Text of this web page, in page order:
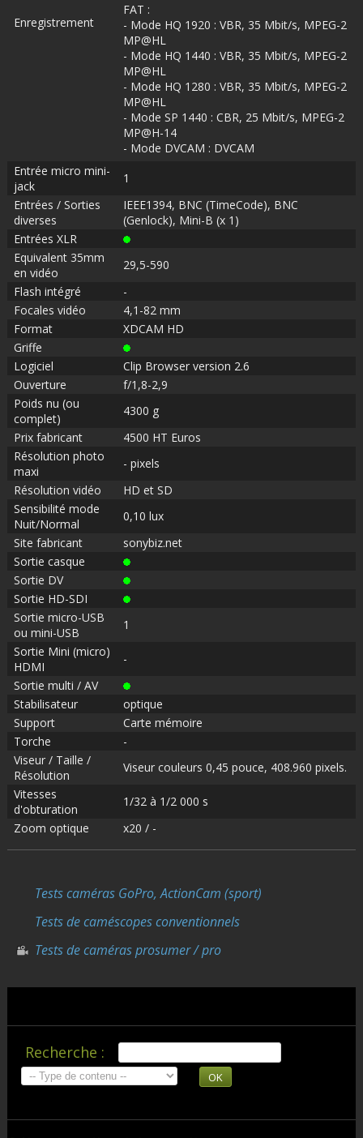
Enregistrement
FAT :
- Mode HQ 1920 : VBR, 35 Mbit/s, MPEG-2
MP@HL
- Mode HQ 1440 : VBR, 35 Mbit/s, MPEG-2
MP@HL
- Mode HQ 1280 : VBR, 35 Mbit/s, MPEG-2
MP@HL
- Mode SP 1440 : CBR, 25 Mbit/s, MPEG-2
MP@H-14
- Mode DVCAM : DVCAM
Entrée micro mini-
jack
1
Entrées / Sorties
diverses
IEEE1394, BNC (TimeCode), BNC
(Genlock), Mini-B (x 1)
Entrées XLR
Equivalent 35mm
en vidéo
29,5-590
Flash intégré
-
Focales vidéo
4,1-82 mm
Format
XDCAM HD
Griffe
Logiciel
Clip Browser version 2.6
Ouverture
f/1,8-2,9
Poids nu (ou
complet)
4300 g
Prix fabricant
4500 HT Euros
Résolution photo
maxi
- pixels
Résolution vidéo
HD et SD
Sensibilité mode
Nuit/Normal
0,10 lux
Site fabricant
sonybiz.net
Sortie casque
Sortie DV
Sortie HD-SDI
Sortie micro-USB
ou mini-USB
1
Sortie Mini (micro)
HDMI
-
Sortie multi / AV
Stabilisateur
optique
Support
Carte mémoire
Torche
-
Viseur / Taille /
Résolution
Viseur couleurs 0,45 pouce, 408.960 pixels.
Vitesses
d'obturation
1/32 à 1/2 000 s
Zoom optique
x20 / -
Tests caméras GoPro, ActionCam (sport)
Tests de caméscopes conventionnels
Tests de caméras prosumer / pro
Recherche :
OK